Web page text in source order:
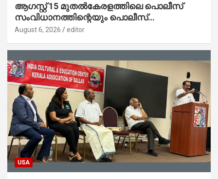
ആഗസ്റ്റ് 15 മുതല്‍കേരളത്തിലെ പൊലീസ്
സംവിധാനത്തിന്റെയും പൊലീസ്
സ്റ്റേഷനുകളുടെയും മുഖഛായ മാറുകയാണ് :
August 6, 2026 editor
USA